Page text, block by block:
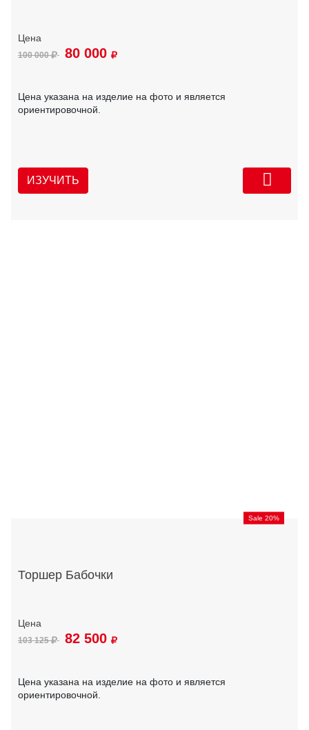
100 000 80 000
Цена указана на изделие на фото и является
ориентировочной.
ИЗУЧИТЬ
Sale 20%
Торшер Бабочки
103 125 82 500
Цена указана на изделие на фото и является
ориентировочной.